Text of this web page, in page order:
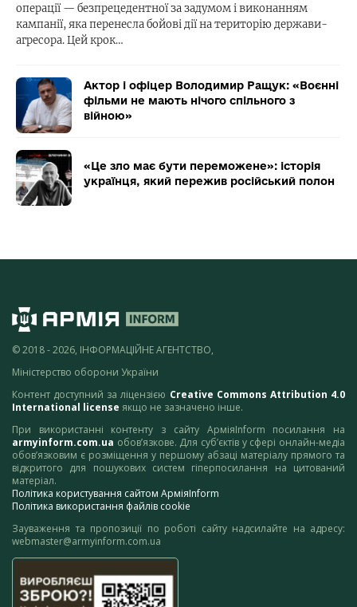
операції — безпрецедентної за задумом і виконанням
кампанії, яка перенесла бойові дії на територію держави-
агресора. Цей крок…
Актор і офіцер Володимир Ращук: «Воєнні
фільми не мають нічого спільного з
війною»
«Це зло має бути переможене»: історія
українця, який пережив російський полон
© 2018 - 2026, ІНФОРМАЦІЙНЕ АГЕНТСТВО,
Міністерство оборони України
Контент доступний за ліцензією Creative Commons Attribution 4.0
International license якщо не зазначено інше.
При використанні контенту з сайту АрміяInform посилання на
armyinform.com.ua обов’язкове. Для суб’єктів у сфері онлайн-медіа
обов’язковим є розміщення у першому абзаці матеріалу прямого та
відкритого для пошукових систем гіперпосилання на цитований
матеріал.
Політика користування сайтом АрміяInform
Політика використання файлів cookie
Зауваження та пропозиції по роботі сайту надсилайте на адресу:
webmaster@armyinform.com.ua